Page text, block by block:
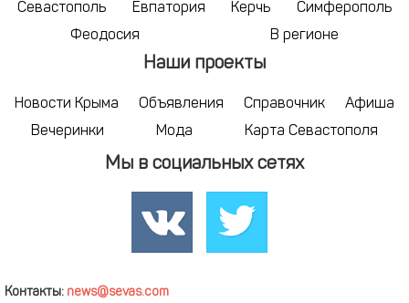
Севастополь Евпатория Керчь
Симферополь
Феодосия
В регионе
Наши проекты
Новости Крыма Объявления Справочник
Афиша
Вечеринки
Мода Карта Севастополя
Мы в социальных сетях
Контакты: news@sevas.com